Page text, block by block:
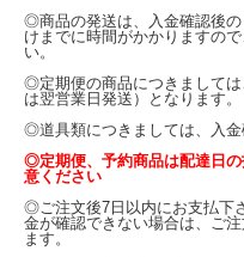
◎商品の発送は、入金確認後
けまでに時間がかかりますの
い。
◎定期便の商品につきまして
は翌営業日発送）となります。
◎道具類につきましては、入金
◎定期便、予約商品は配達日
意ください
◎ご注文後7日以内にお支払下
金が確認できない場合は、ご
ます。